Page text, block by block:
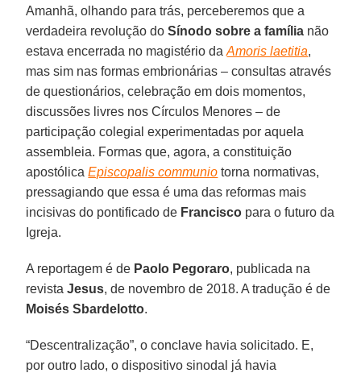
Amanhã, olhando para trás, perceberemos que a
verdadeira revolução doSínodo sobre a família não
estava encerrada no magistério daAmoris laetitia,
mas sim nas formas embrionárias – consultas através
de questionários, celebração em dois momentos,
discussões livres nos Círculos Menores – de
participação colegial experimentadas por aquela
assembleia. Formas que, agora, a constituição
apostólicaEpiscopalis communio torna normativas,
pressagiando que essa é uma das reformas mais
incisivas do pontificado de Francisco para o futuro da
Igreja.
A reportagem é de Paolo Pegoraro, publicada na
revistaJesus, de novembro de 2018. A tradução é de
Moisés Sbardelotto.
“Descentralização”, o conclave havia solicitado. E,
por outro lado, o dispositivo sinodal já havia